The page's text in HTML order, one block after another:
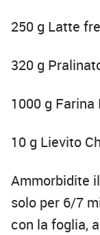
250 g Latte
320 g
1000 g
10 g Lievito
Ammorbidite
solo per 6/7
con la foglia,